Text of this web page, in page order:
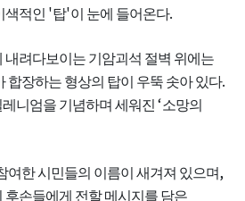
색적인 '탑'이 눈에 들어온다.
내려다보이는 기암괴석 절벽 위에는
합장하는 형상의 탑이 우뚝 솟아 있다.
니엄을 기념하며 세워진 ‘소망의
여한 시민들의 이름이 새겨져 있으며,
후손들에게 전할 메시지를 담은